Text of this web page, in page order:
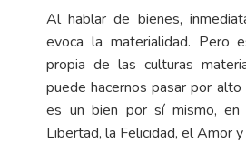
Al hablar de bienes,
evoca la materialidad. Pero
propia de las culturas
puede hacernos pasar por alto
es un bien por sí mismo, en
Libertad, la Felicidad, el Amor y